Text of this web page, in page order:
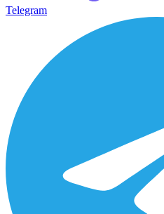
Telegram